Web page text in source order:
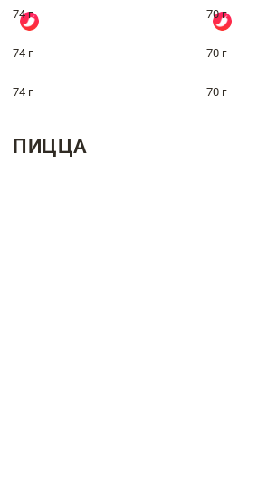
74 г 70 г
74 г 70 г
74 г 70 г
ПИЦЦА